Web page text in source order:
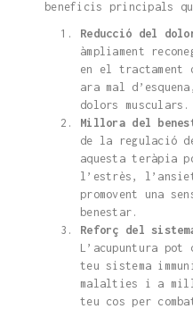
beneficis principals
Reducció del
àmpliament
en el tractament
ara mal
dolors musculars.
Millora del
de la regulació
aquesta teràpia
l’estrès,
promovent una
benestar.
Reforç del
L’acupuntura
teu sistema
malalties i a
teu cos per